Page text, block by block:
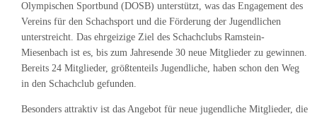
Olympischen Sportbund (DOSB) unterstützt, was das Engagement des
Vereins für den Schachsport und die Förderung der Jugendlichen
unterstreicht. Das ehrgeizige Ziel des Schachclubs Ramstein-
Miesenbach ist es, bis zum Jahresende 30 neue Mitglieder zu gewinnen.
Bereits 24 Mitglieder, größtenteils Jugendliche, haben schon den Weg
in den Schachclub gefunden.
Besonders attraktiv ist das Angebot für neue jugendliche Mitglieder, die